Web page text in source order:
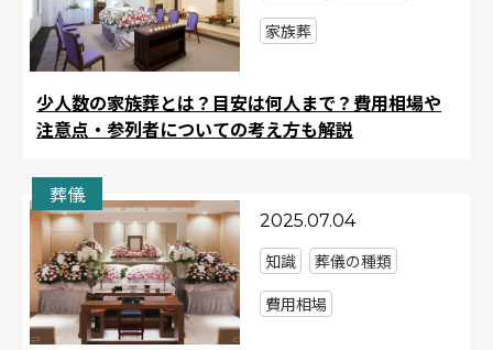
少人数の家族葬とは？目安は何人まで？費用相場や
注意点・参列者についての考え方も解説
家族葬
葬儀
2025.07.04
知識
葬儀の種類
費用相場